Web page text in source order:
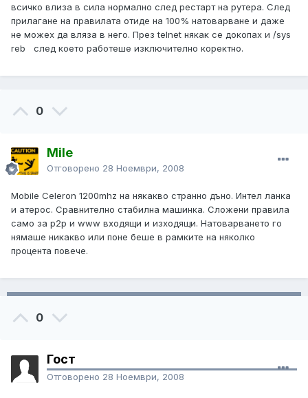
всичко влиза в сила нормално след рестарт на рутера. След
прилагане на правилата отиде на 100% натоварване и даже
не можех да вляза в него. През telnet някак се докопах и /sys
reb след което работеше изключително коректно.
0
Mile
Отговорено 28 Ноември, 2008
Mobile Celeron 1200mhz на някакво странно дъно. Интел ланка
и атерос. Сравнително стабилна машинка. Сложени правила
само за p2p и www входящи и изходящи. Натоварването го
нямаше никакво или поне беше в рамките на няколко
процента повече.
0
Гост
Отговорено 28 Ноември, 2008